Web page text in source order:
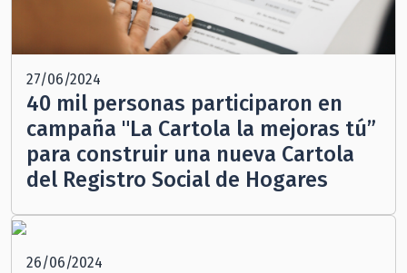
27/06/2024
40 mil personas participaron en
campaña "La Cartola la mejoras tú”
para construir una nueva Cartola
del Registro Social de Hogares
26/06/2024